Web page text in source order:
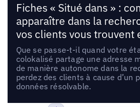
Fiches « Situé dans » :
apparaître dans la
vos clients vous trouvent
Que se passe-t-il quand votre
colokalisé partage une adresse
de manière autonome dans la
perdez des clients à cause d’un
données résolvable.